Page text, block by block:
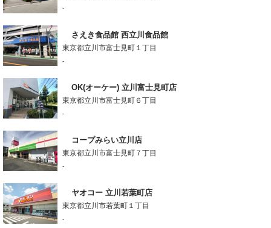
-
さえき食品館 西立川食品館
東京都立川市富士見町１丁目
-
OK(オーケー) 立川富士見町店
東京都立川市富士見町６丁目
-
コープみらい立川店
東京都立川市富士見町７丁目
-
ヤオコー 立川若葉町店
東京都立川市若葉町１丁目
-